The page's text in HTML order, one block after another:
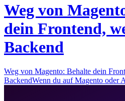
Weg von
dein Frontend,
Backend
Weg von Magento: Behalte dein
BackendWenn du auf Magento oder